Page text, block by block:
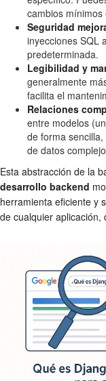
cambios mínimos
Seguridad
inyecciones SQL
predeterminada.
Legibilidad y
generalmente
facilita el
Relaciones
entre modelos
de forma
de datos
Esta abstracción de la
desarrollo backend
herramienta eficiente y
de cualquier aplicación,